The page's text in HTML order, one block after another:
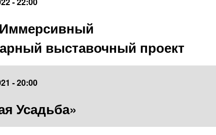
Иммерсивный
выставочный проект
- 20:00
Усадьба»